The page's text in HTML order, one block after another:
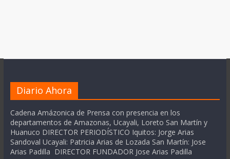
Diario Ahora
Cadena Amázonica de Prensa con presencia en los
departamentos de Amazonas, Ucayali, Loreto San Martín y
Huanuco DIRECTOR PERIODÍSTICO Iquitos: Jorge Arias
Sandoval Ucayali: Patricia Arias de Lozada San Martín: Jose
Arias Padilla DIRECTOR FUNDADOR Jose Arias Padilla